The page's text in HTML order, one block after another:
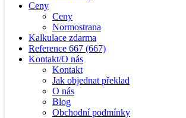
Ceny
Ceny
Normostrana
Kalkulace zdarma
Reference 667 (667)
Kontakt/O nás
Kontakt
Jak objednat překlad
O nás
Blog
Obchodní podmínky